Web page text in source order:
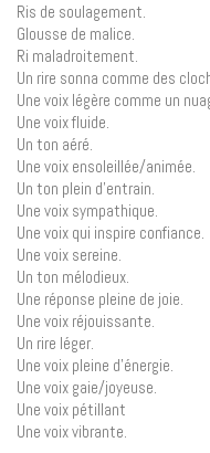
Ris de soulagement.
Glousse de malice.
Ri maladroitement.
Un rire sonna comme des
Une voix légère comme un
Une voix fluide.
Un ton aéré.
Une voix ensoleillée/animée.
Un ton plein d’entrain.
Une voix sympathique.
Une voix qui inspire confiance.
Une voix sereine.
Un ton mélodieux.
Une réponse pleine de joie.
Une voix réjouissante.
Un rire léger.
Une voix pleine d’énergie.
Une voix gaie/joyeuse.
Une voix pétillant
Une voix vibrante.